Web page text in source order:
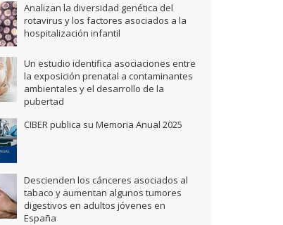
Analizan la diversidad genética del
rotavirus y los factores asociados a la
hospitalización infantil
Un estudio identifica asociaciones entre
la exposición prenatal a contaminantes
ambientales y el desarrollo de la
pubertad
CIBER publica su Memoria Anual 2025
Descienden los cánceres asociados al
tabaco y aumentan algunos tumores
digestivos en adultos jóvenes en
España